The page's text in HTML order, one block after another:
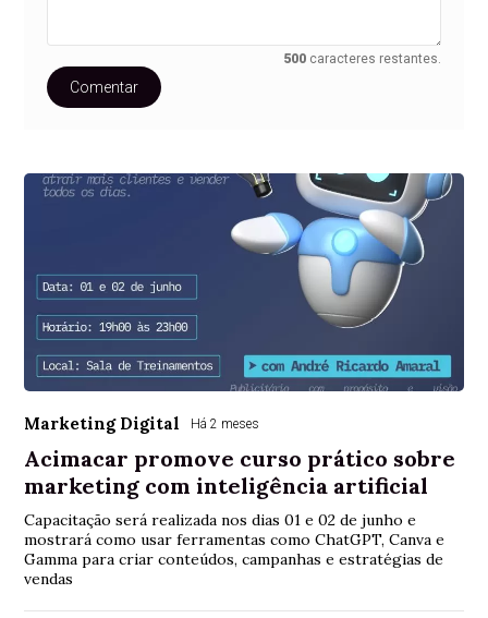
500 caracteres restantes.
Comentar
Marketing Digital Há 2 meses
Acimacar promove curso prático sobre
marketing com inteligência artificial
Capacitação será realizada nos dias 01 e 02 de junho e
mostrará como usar ferramentas como ChatGPT, Canva e
Gamma para criar conteúdos, campanhas e estratégias de
vendas